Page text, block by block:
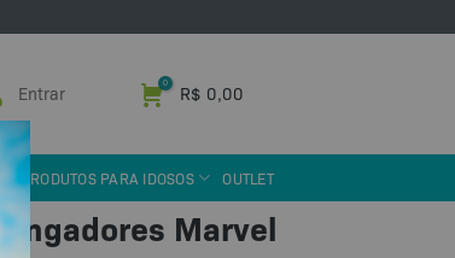
Entrar R$ 0,00
PRODUTOS PARA IDOSOS OUTLET
Marvel